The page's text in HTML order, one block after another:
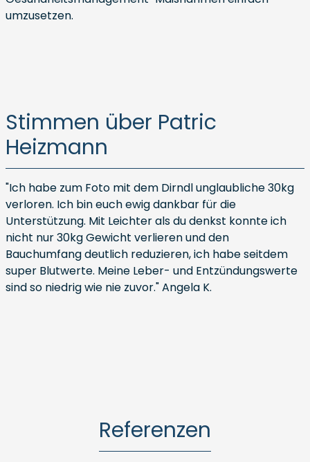
umzusetzen.
Stimmen über Patric
Heizmann
"Ich habe zum Foto mit dem Dirndl unglaubliche 30kg
verloren. Ich bin euch ewig dankbar für die
Unterstützung. Mit Leichter als du denkst konnte ich
nicht nur 30kg Gewicht verlieren und den
Bauchumfang deutlich reduzieren, ich habe seitdem
super Blutwerte. Meine Leber- und Entzündungswerte
sind so niedrig wie nie zuvor." Angela K.
Referenzen